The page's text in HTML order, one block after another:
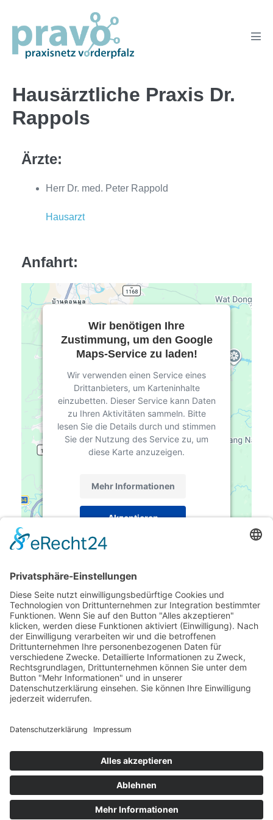
Inhalt
springen
Hausärztliche Praxis Dr.
Rappols
Ärzte:
Herr Dr. med. Peter Rappold
Hausarzt
Anfahrt:
Wir benötigen Ihre
Zustimmung, um den Google
Maps-Service zu laden!
Wir verwenden einen Service eines
Drittanbieters, um Karteninhalte
einzubetten. Dieser Service kann Daten
zu Ihren Aktivitäten sammeln. Bitte
lesen Sie die Details durch und stimmen
Sie der Nutzung des Service zu, um
diese Karte anzuzeigen.
Mehr Informationen
Akzeptieren
powered by
Management Platform
Kontakt:
Telefon: 0 62 32 7 67 44
E-Mail:p.o.rappold@gmx.de
PRAVO Praxisnetz Vorderpfalz, Bahnhofstraße 31 b, 67346
Speyer
Impressum Datenschutzerklärung